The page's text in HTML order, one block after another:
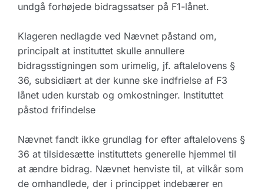
undgå forhøjede bidragssatser på F1-lånet.
Klageren nedlagde ved Nævnet påstand om,
principalt at instituttet skulle annullere
bidragsstigningen som urimelig, jf. aftalelovens §
36, subsidiært at der kunne ske indfrielse af F3
lånet uden kurstab og omkostninger. Instituttet
påstod frifindelse
Nævnet fandt ikke grundlag for efter aftalelovens §
36 at tilsidesætte instituttets generelle hjemmel til
at ændre bidrag. Nævnet henviste til, at vilkår som
de omhandlede, der i princippet indebærer en